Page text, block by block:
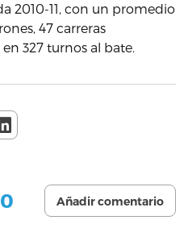
2010-11, con un promedio
47 carreras
327 turnos al bate.
0 Añadir comentario